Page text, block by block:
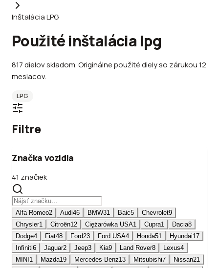
Inštalácia LPG
Použité inštalácia lpg
817dielovskladom.Originálne použité diely so zárukou 12
mesiacov.
LPG
Filtre
Značka vozidla
41 značiek
Alfa Romeo2 Audi46 BMW31 Baic5 Chevrolet9
Chrysler1 Citroën12 Ciężarówka USA1 Cupra1 Dacia8
Dodge4 Fiat48 Ford23 Ford USA4 Honda51 Hyundai17
Infiniti6 Jaguar2 Jeep3 Kia9 Land Rover8 Lexus4
MINI1 Mazda19 Mercedes-Benz13 Mitsubishi7 Nissan21